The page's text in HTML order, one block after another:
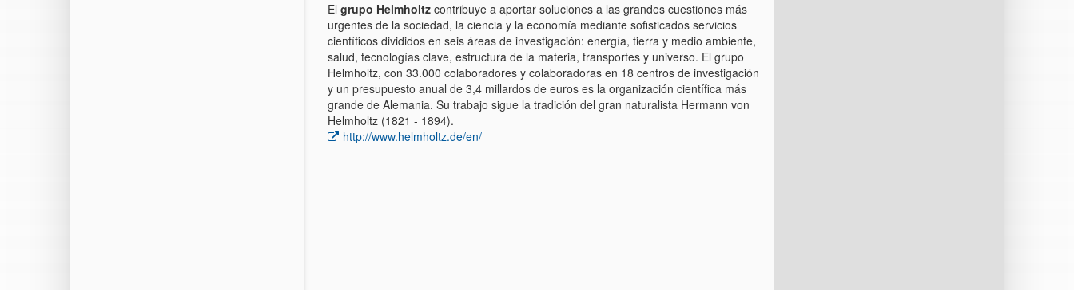
El grupo Helmholtz contribuye a aportar soluciones a las grandes cuestiones más
urgentes de la sociedad, la ciencia y la economía mediante sofisticados servicios
científicos divididos en seis áreas de investigación: energía, tierra y medio ambiente,
salud, tecnologías clave, estructura de la materia, transportes y universo. El grupo
Helmholtz, con 33.000 colaboradores y colaboradoras en 18 centros de investigación
y un presupuesto anual de 3,4 millardos de euros es la organización científica más
grande de Alemania. Su trabajo sigue la tradición del gran naturalista Hermann von
Helmholtz (1821 - 1894).
http://www.helmholtz.de/en/